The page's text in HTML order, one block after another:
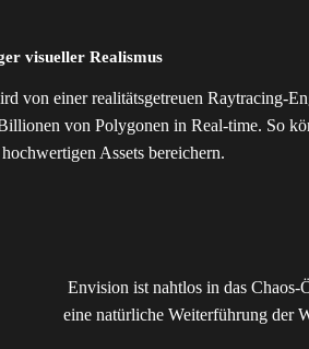
visueller Realismus
von einer realitätsgetreuen Raytracing-
von Polygonen in Real-time. So
Assets bereichern.
Envision ist nahtlos in das
eine natürliche Weiterführung der